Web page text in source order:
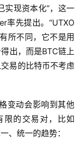
实现资本化”，这一
率先提出。“UTXO
所不同，它不是用
出，而是BTC链上
易的比特币不考虑
变动会影响到其他
限的交易对，比如
、统一的趋势：